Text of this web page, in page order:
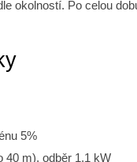
okolností. Po celou
5%
40 m), odběr 1,1 kW